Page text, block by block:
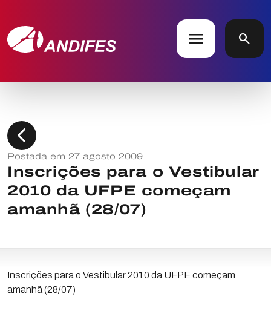
menu search
chevron_left
Postada em 27 agosto 2009
Inscrições para o Vestibular
2010 da UFPE começam
amanhã (28/07)
Inscrições para o Vestibular 2010 da UFPE começam
amanhã (28/07)